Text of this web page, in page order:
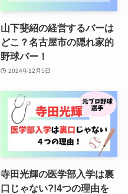
山下斐紹の経営するバーは
どこ？名古屋市の隠れ家的
野球バー！
2024年12月5日
寺田光輝の医学部入学は裏
口じゃない?!4つの理由を